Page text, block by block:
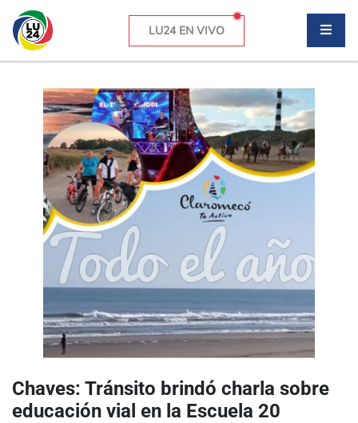
LU24 EN VIVO
Chaves: Tránsito brindó charla sobre
educación vial en la Escuela 20